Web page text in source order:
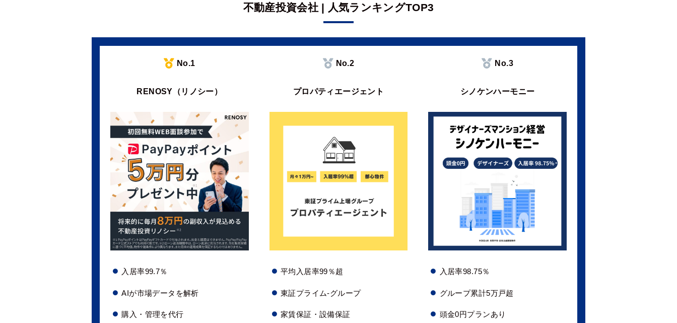
不動産投資会社 | 人気ランキングTOP3
No.1
RENOSY（リノシー）
入居率99.7％
AIが市場データを解析
購入・管理を代行
No.2
プロパティエージェント
平均入居率99％超
東証プライム-グループ
家賃保証・設備保証
No.3
シノケンハーモニー
入居率98.75％
グループ累計5万戸超
頭金0円プランあり